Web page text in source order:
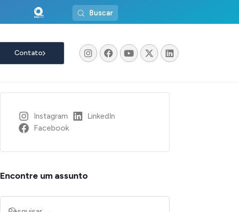
Buscar
Contato
Instagram
LinkedIn
Facebook
Encontre um assunto